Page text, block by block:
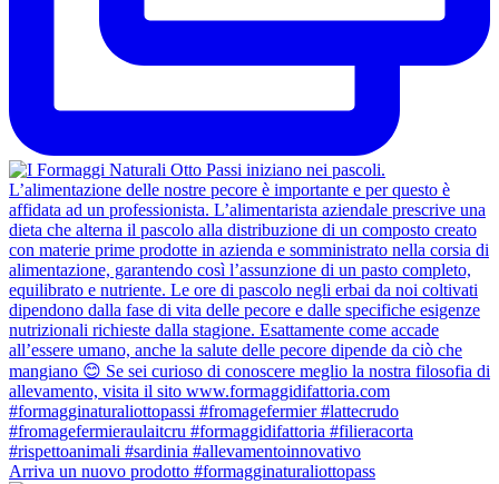
Arriva un nuovo prodotto #formagginaturaliottopass